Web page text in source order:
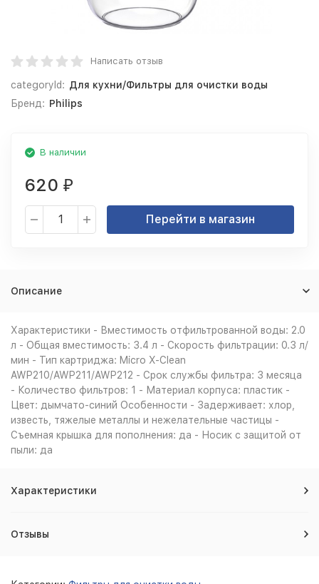
Написать отзыв
categoryId: Для кухни/Фильтры для очистки воды
Бренд: Philips
В наличии
620 ₽
Перейти в магазин
Описание
Характеристики - Вместимость отфильтрованной воды: 2.0
л - Общая вместимость: 3.4 л - Скорость фильтрации: 0.3 л/
мин - Тип картриджа: Micro X-Clean
AWP210/AWP211/AWP212 - Срок службы фильтра: 3 месяца
- Количество фильтров: 1 - Материал корпуса: пластик -
Цвет: дымчато-синий Особенности - Задерживает: хлор,
известь, тяжелые металлы и нежелательные частицы -
Съемная крышка для пополнения: да - Носик с защитой от
пыли: да
Характеристики
Отзывы